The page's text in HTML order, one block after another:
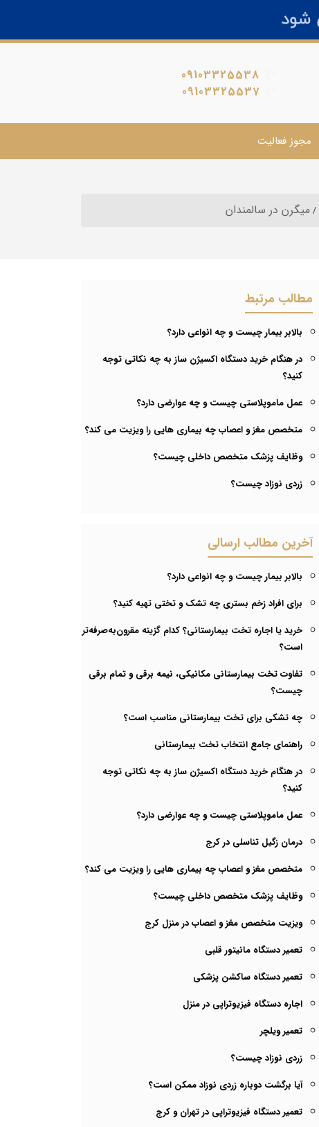
09103325538
09103325537
مجوز فعالیت
میگرن در سالمندان
مطالب مرتبط
بالابر بیمار چیست و چه انواعی دارد؟
در هنگام خرید دستگاه اکسیژن ساز به چه نکاتی توجه
کنید؟
عمل ماموپلاستی چیست و چه عوارضی دارد؟
متخصص مغز و اعصاب چه بیماری هایی را ویزیت می کند؟
وظایف پزشک متخصص داخلی چیست؟
زردی نوزاد چیست؟
آخرین مطالب ارسالی
بالابر بیمار چیست و چه انواعی دارد؟
برای افراد زخم بستری چه تشک و تختی تهیه کنید؟
خرید یا اجاره تخت بیمارستانی؟ کدام گزینه مقرون‌به‌صرفه‌تر
است؟
تفاوت تخت بیمارستانی مکانیکی، نیمه برقی و تمام برقی
چیست؟
چه تشکی برای تخت بیمارستانی مناسب است؟
راهنمای جامع انتخاب تخت بیمارستانی
در هنگام خرید دستگاه اکسیژن ساز به چه نکاتی توجه
کنید؟
عمل ماموپلاستی چیست و چه عوارضی دارد؟
درمان زگیل تناسلی در کرج
متخصص مغز و اعصاب چه بیماری هایی را ویزیت می کند؟
وظایف پزشک متخصص داخلی چیست؟
ویزیت متخصص مغز و اعصاب در منزل کرج
تعمیر دستگاه مانیتور قلبی
تعمیر دستگاه ساکشن پزشکی
اجاره دستگاه فیزیوتراپی در منزل
تعمیر ویلچر
زردی نوزاد چیست؟
آیا برگشت دوباره زردی نوزاد ممکن است؟
تعمیر دستگاه فیزیوتراپی در تهران و کرج